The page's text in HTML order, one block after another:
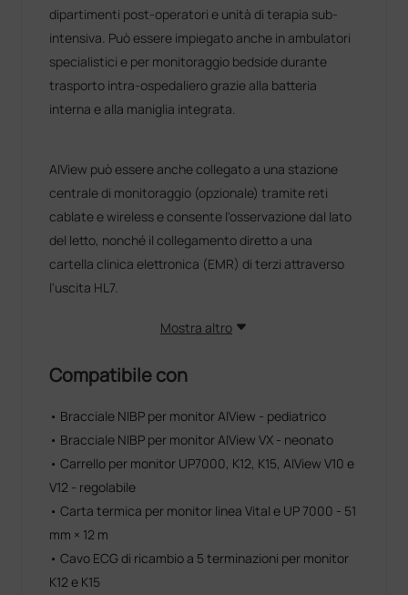
dipartimenti post-operatori e unità di terapia sub-
intensiva. Può essere impiegato anche in ambulatori
specialistici e per monitoraggio bedside durante
trasporto intra-ospedaliero grazie alla batteria
interna e alla maniglia integrata.
AIView può essere anche collegato a una stazione
centrale di monitoraggio (opzionale) tramite reti
cablate e wireless e consente l'osservazione dal lato
del letto, nonché il collegamento diretto a una
cartella clinica elettronica (EMR) di terzi attraverso
l'uscita HL7.
Mostra altro
Compatibile con
• Bracciale NIBP per monitor AIView - pediatrico
• Bracciale NIBP per monitor AIView VX - neonato
• Carrello per monitor UP7000, K12, K15, AIView V10 e
V12 - regolabile
• Carta termica per monitor linea Vital e UP 7000 - 51
mm × 12 m
• Cavo ECG di ricambio a 5 terminazioni per monitor
K12 e K15